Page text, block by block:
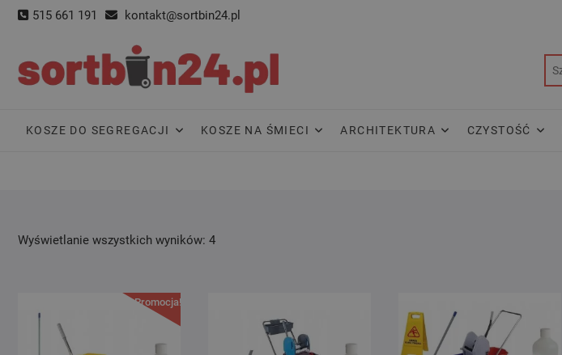
Skip
515 661 191 kontakt@sortbin24.pl
KOSZE DO SEGREGACJI KOSZE NA ŚMIECI ARCHITEKTURA CZYSTOŚĆ
Wyświetlanie wszystkich wyników: 4
Promocja!